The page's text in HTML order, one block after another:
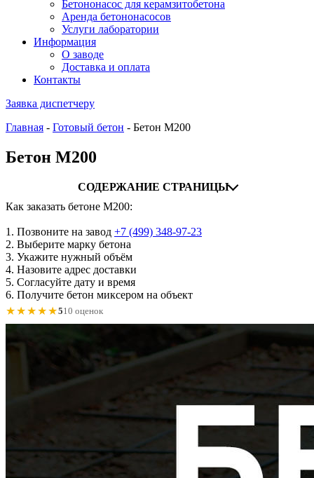
Бетононасос для керамзитобетона
Аренда бетононасосов
Услуги лаборатории
Информация
О заводе
Доставка и оплата
Контакты
Заявка диспетчеру
Главная - Готовый бетон - Бетон М200
Бетон М200
СОДЕРЖАНИЕ СТРАНИЦЫ
Как заказать бетоне М200:
1. Позвоните на завод +7 (499) 348-97-23
2. Выберите марку бетона
3. Укажите нужный объём
4. Назовите адрес доставки
5. Согласуйте дату и время
6. Получите бетон миксером на объект
★★★★★510 оценок